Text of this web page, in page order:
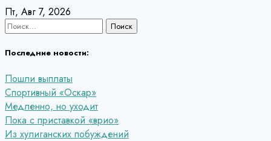
Перейти
к
Пт, Авг 7, 2026
Найти:
Последние новости:
Пошли выплаты
Спортивный «Оскар»
Медленно, но уходит
Пока с приставкой «врио»
Из хулиганских побуждений